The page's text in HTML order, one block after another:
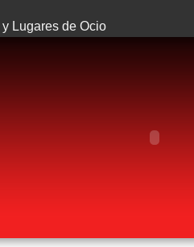
Lugares de Ocio